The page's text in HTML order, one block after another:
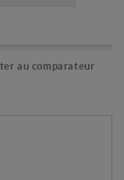
au comparateur